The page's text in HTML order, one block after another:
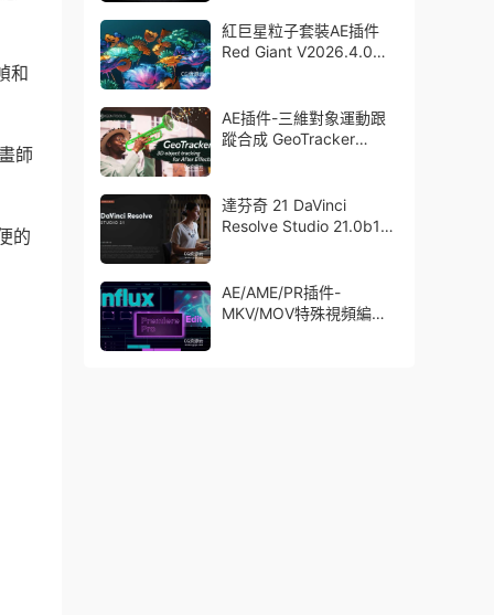
和
師
的
紅巨星粒子套裝AE插件
Red Giant V2026.4.0
Bullet + VFX Suit
AE插件-三維對象運動跟
蹤合成 GeoTracker
達芬奇 21 DaVinci
Resolve Studio 21.0b1
AE/AME/PR插件-
MKV/MOV特殊視頻編碼